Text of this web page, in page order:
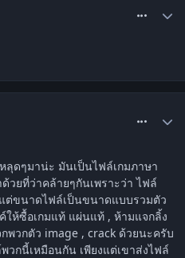
ลุดๆมาน่ะ มันเป็นไฟล์เกมภาษา
วยที่ว่าคล้ายๆกันเพราะว่า ไฟล์
ต่ขนาดไฟล์เป็นขนาดแบบรวมตัว
ให้ซื้อเกมแท้ แผ่นแท้ , ห้ามแจกลิ้ง
พวกตัว image , crack ด้วยนะครับ
กนี้เหมือนกัน เพียงแต่เขาส่งไฟล์